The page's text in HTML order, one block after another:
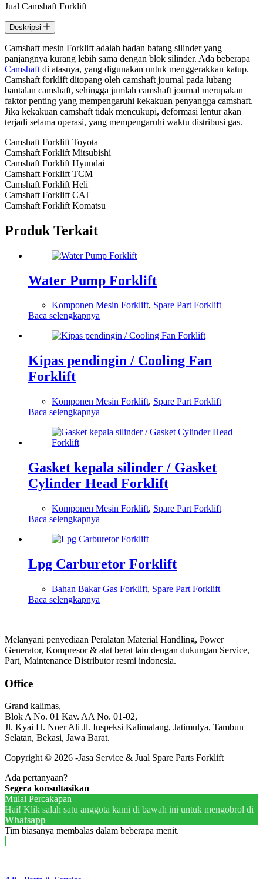
Jual Camshaft Forklift
Deskripsi
Camshaft mesin Forklift adalah badan batang silinder yang
panjangnya kurang lebih sama dengan blok silinder. Ada beberapa
Camshaft di atasnya, yang digunakan untuk menggerakkan katup.
Camshaft forklift ditopang oleh camshaft journal pada lubang
bantalan camshaft, sehingga jumlah camshaft journal merupakan
faktor penting yang mempengaruhi kekakuan penyangga camshaft.
Jika kekakuan camshaft tidak mencukupi, deformasi lentur akan
terjadi selama operasi, yang mempengaruhi waktu distribusi gas.
Camshaft Forklift Toyota
Camshaft Forklift Mitsubishi
Camshaft Forklift Hyundai
Camshaft Forklift TCM
Camshaft Forklift Heli
Camshaft Forklift CAT
Camshaft Forklift Komatsu
Produk Terkait
Water Pump Forklift
Komponen Mesin Forklift, Spare Part Forklift
Baca selengkapnya
Kipas pendingin / Cooling Fan
Forklift
Komponen Mesin Forklift, Spare Part Forklift
Baca selengkapnya
Gasket kepala silinder / Gasket
Cylinder Head Forklift
Komponen Mesin Forklift, Spare Part Forklift
Baca selengkapnya
Lpg Carburetor Forklift
Bahan Bakar Gas Forklift, Spare Part Forklift
Baca selengkapnya
Melanyani penyediaan Peralatan Material Handling, Power
Generator, Kompresor & alat berat lain dengan dukungan Service,
Part, Maintenance Distributor resmi indonesia.
Office
Grand kalimas,
Blok A No. 01 Kav. AA No. 01-02,
Jl. Kyai H. Noer Ali Jl. Inspeksi Kalimalang, Jatimulya, Tambun
Selatan, Bekasi, Jawa Barat.
Copyright © 2026 -Jasa Service & Jual Spare Parts Forklift
Ada pertanyaan?
Segera konsultasikan
Mulai Percakapan
Hai! Klik salah satu anggota kami di bawah ini untuk mengobrol di
Whatsapp
Tim biasanya membalas dalam beberapa menit.